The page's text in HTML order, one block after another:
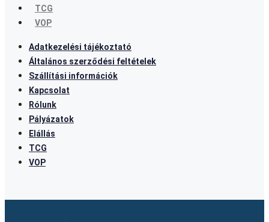
TCG
VOP
Adatkezelési tájékoztató
Általános szerződési feltételek
Szállítási információk
Kapcsolat
Rólunk
Pályázatok
Elállás
TCG
VOP